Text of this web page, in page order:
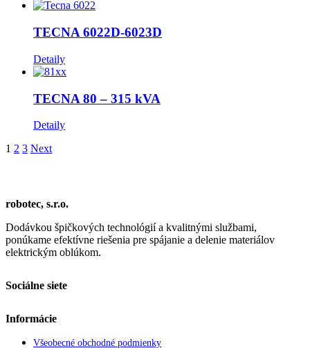
TECNA 6022D-6023D
Detaily
TECNA 80 – 315 kVA
Detaily
1 2 3 Next
robotec, s.r.o.
Dodávkou špičkových technológií a kvalitnými službami,
ponúkame efektívne riešenia pre spájanie a delenie materiálov
elektrickým oblúkom.
Sociálne siete
Informácie
Všeobecné obchodné podmienky